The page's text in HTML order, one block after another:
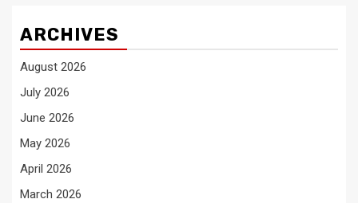
ARCHIVES
August 2026
July 2026
June 2026
May 2026
April 2026
March 2026